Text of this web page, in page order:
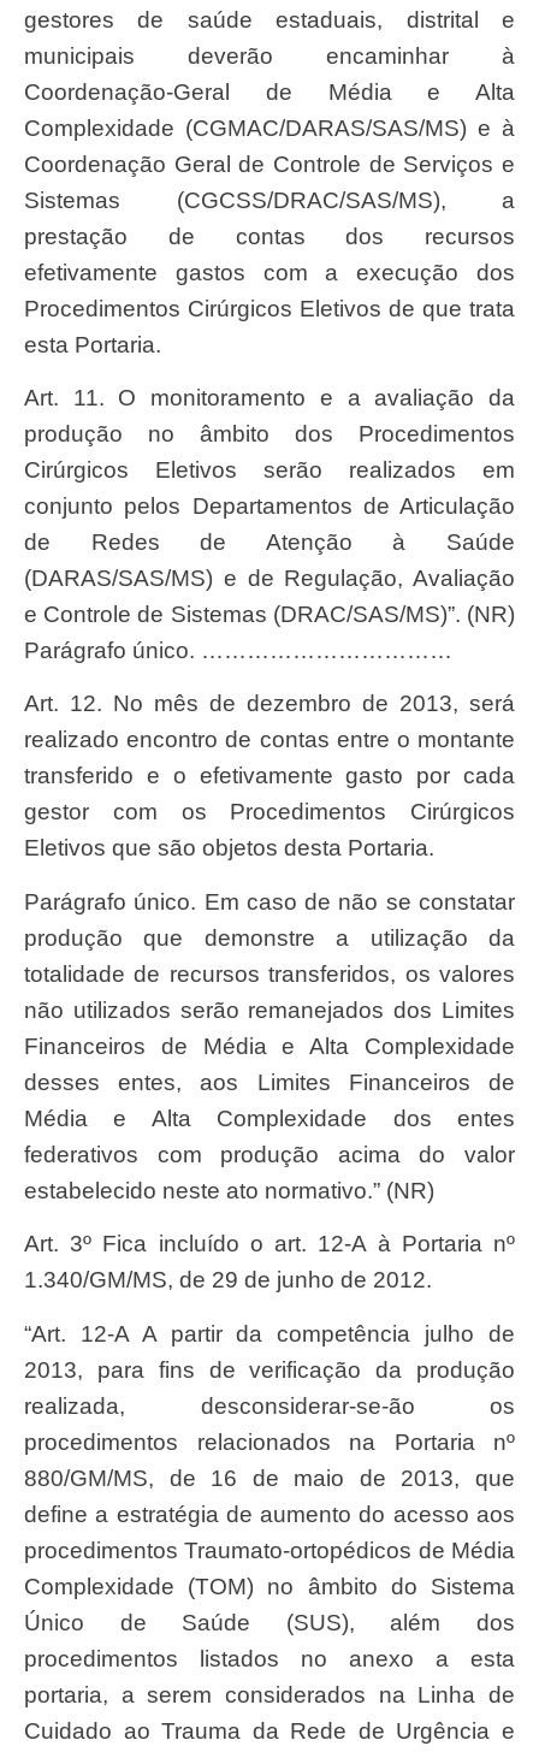
gestores de saúde estaduais, distrital e
municipais deverão encaminhar à
Coordenação-Geral de Média e Alta
Complexidade (CGMAC/DARAS/SAS/MS) e à
Coordenação Geral de Controle de Serviços e
Sistemas (CGCSS/DRAC/SAS/MS), a
prestação de contas dos recursos
efetivamente gastos com a execução dos
Procedimentos Cirúrgicos Eletivos de que trata
esta Portaria.
Art. 11. O monitoramento e a avaliação da
produção no âmbito dos Procedimentos
Cirúrgicos Eletivos serão realizados em
conjunto pelos Departamentos de Articulação
de Redes de Atenção à Saúde
(DARAS/SAS/MS) e de Regulação, Avaliação
e Controle de Sistemas (DRAC/SAS/MS)”. (NR)
Parágrafo único. ……………………………
Art. 12. No mês de dezembro de 2013, será
realizado encontro de contas entre o montante
transferido e o efetivamente gasto por cada
gestor com os Procedimentos Cirúrgicos
Eletivos que são objetos desta Portaria.
Parágrafo único. Em caso de não se constatar
produção que demonstre a utilização da
totalidade de recursos transferidos, os valores
não utilizados serão remanejados dos Limites
Financeiros de Média e Alta Complexidade
desses entes, aos Limites Financeiros de
Média e Alta Complexidade dos entes
federativos com produção acima do valor
estabelecido neste ato normativo.” (NR)
Art. 3º Fica incluído o art. 12-A à Portaria nº
1.340/GM/MS, de 29 de junho de 2012.
“Art. 12-A A partir da competência julho de
2013, para fins de verificação da produção
realizada, desconsiderar-se-ão os
procedimentos relacionados na Portaria nº
880/GM/MS, de 16 de maio de 2013, que
define a estratégia de aumento do acesso aos
procedimentos Traumato-ortopédicos de Média
Complexidade (TOM) no âmbito do Sistema
Único de Saúde (SUS), além dos
procedimentos listados no anexo a esta
portaria, a serem considerados na Linha de
Cuidado ao Trauma da Rede de Urgência e